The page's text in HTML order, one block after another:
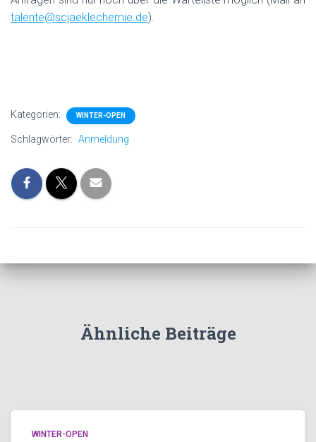
talente@scjaeklechemie.de).
Kategorien: WINTER-OPEN
Schlagwörter: Anmeldung
Ähnliche Beiträge
WINTER-OPEN